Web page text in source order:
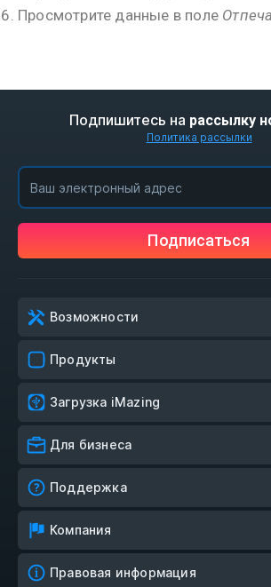
Просмотрите данные в поле
Подпишитесь на рассылку
Политика рассылки
Подписаться
Возможности
Продукты
Загрузка iMazing
Для бизнеса
Поддержка
Компания
Правовая информация